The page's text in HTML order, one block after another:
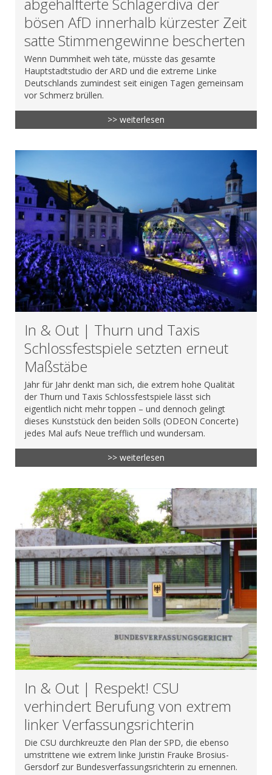
abgehalfterte Schlagerdiva der
bösen AfD innerhalb kürzester Zeit
satte Stimmengewinne bescherten
Wenn Dummheit weh täte, müsste das gesamte
Hauptstadtstudio der ARD und die extreme Linke
Deutschlands zumindest seit einigen Tagen gemeinsam
vor Schmerz brüllen.
>> weiterlesen
In & Out | Thurn und Taxis
Schlossfestspiele setzten erneut
Maßstäbe
Jahr für Jahr denkt man sich, die extrem hohe Qualität
der Thurn und Taxis Schlossfestspiele lässt sich
eigentlich nicht mehr toppen – und dennoch gelingt
dieses Kunststück den beiden Sölls (ODEON Concerte)
jedes Mal aufs Neue trefflich und wundersam.
>> weiterlesen
In & Out | Respekt! CSU
verhindert Berufung von extrem
linker Verfassungsrichterin
Die CSU durchkreuzte den Plan der SPD, die ebenso
umstrittene wie extrem linke Juristin Frauke Brosius-
Gersdorf zur Bundesverfassungsrichterin zu ernennen.